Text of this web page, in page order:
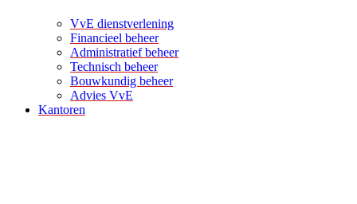
VvE dienstverlening
Financieel beheer
Administratief beheer
Technisch beheer
Bouwkundig beheer
Advies VvE
Kantoren